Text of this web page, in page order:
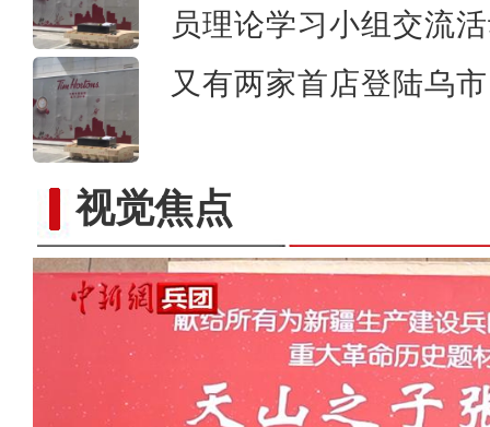
员理论学习小组交流
又有两家首店登陆乌
视觉焦点新疆：第一批成熟螃